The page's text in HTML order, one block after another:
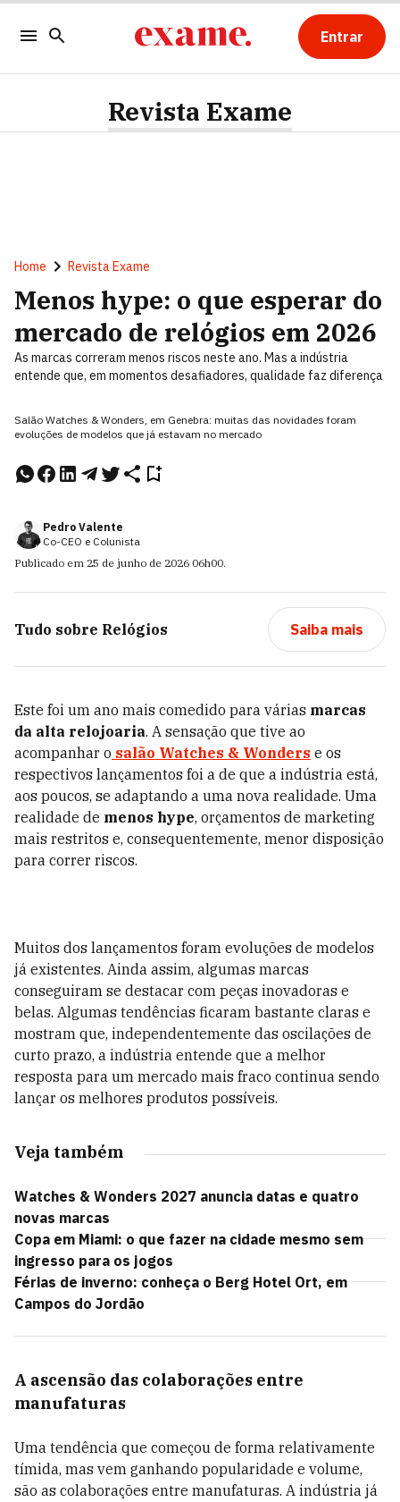
Entrar
Revista Exame
Home Revista Exame
Menos hype: o que esperar do
mercado de relógios em 2026
As marcas correram menos riscos neste ano. Mas a indústria
entende que, em momentos desafiadores, qualidade faz diferença
Salão Watches & Wonders, em Genebra: muitas das novidades foram
evoluções de modelos que já estavam no mercado
Pedro Valente
Co-CEO e Colunista
Publicado em 25 de junho de 2026 06h00.
Tudo sobre Relógios Saiba mais
Este foi um ano mais comedido para várias marcas
da alta relojoaria. A sensação que tive ao
acompanhar o salão Watches & Wonders e os
respectivos lançamentos foi a de que a indústria está,
aos poucos, se adaptando a uma nova realidade. Uma
realidade de menos hype, orçamentos de marketing
mais restritos e, consequentemente, menor disposição
para correr riscos.
Muitos dos lançamentos foram evoluções de modelos
já existentes. Ainda assim, algumas marcas
conseguiram se destacar com peças inovadoras e
belas. Algumas tendências ficaram bastante claras e
mostram que, independentemente das oscilações de
curto prazo, a indústria entende que a melhor
resposta para um mercado mais fraco continua sendo
lançar os melhores produtos possíveis.
Veja também
Watches & Wonders 2027 anuncia datas e quatro
novas marcas
Copa em Miami: o que fazer na cidade mesmo sem
ingresso para os jogos
Férias de inverno: conheça o Berg Hotel Ort, em
Campos do Jordão
A ascensão das colaborações entre
manufaturas
Uma tendência que começou de forma relativamente
tímida, mas vem ganhando popularidade e volume,
são as colaborações entre manufaturas. A indústria já